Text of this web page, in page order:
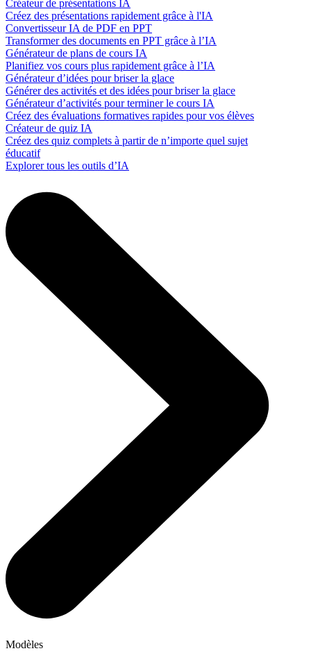
Créateur de présentations IA
Créez des présentations rapidement grâce à l'IA
Convertisseur IA de PDF en PPT
Transformer des documents en PPT grâce à l’IA
Générateur de plans de cours IA
Planifiez vos cours plus rapidement grâce à l’IA
Générateur d’idées pour briser la glace
Générer des activités et des idées pour briser la glace
Générateur d’activités pour terminer le cours IA
Créez des évaluations formatives rapides pour vos élèves
Créateur de quiz IA
Créez des quiz complets à partir de n’importe quel sujet
éducatif
Explorer tous les outils d’IA
Modèles